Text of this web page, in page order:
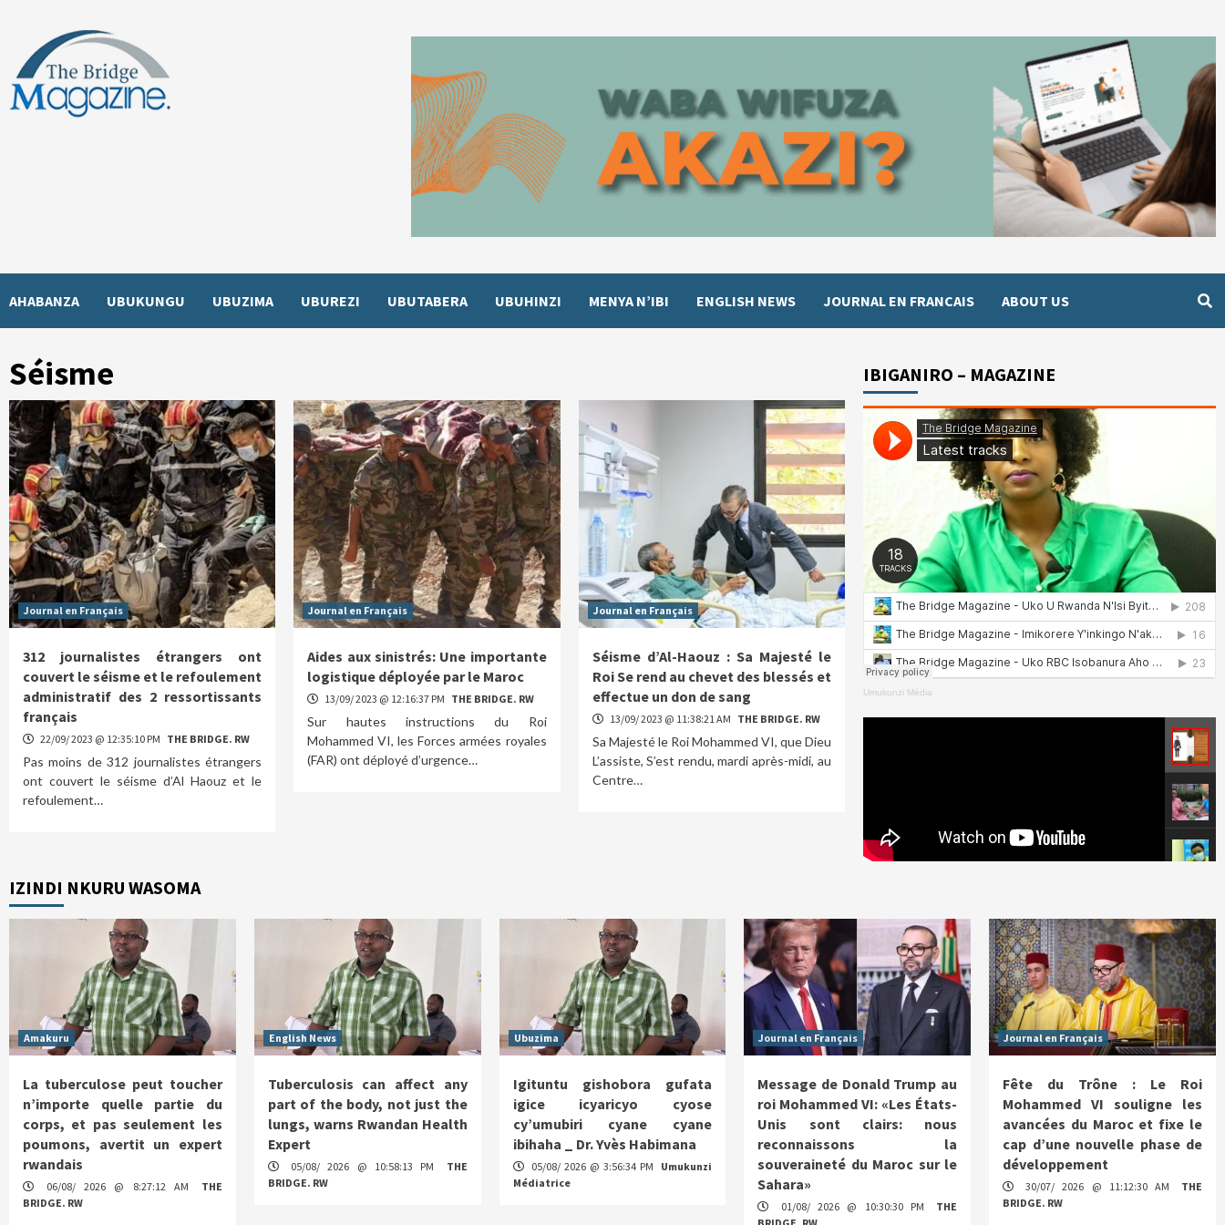
content
AHABANZA UBUKUNGU UBUZIMA UBUREZI UBUTABERA UBUHINZI MENYA N’IBI ENGLISH NEWS JOURNAL EN FRANCAIS ABOUT US
Séisme
Journal en Français
312 journalistes étrangers ont
couvert le séisme et le refoulement
administratif des 2 ressortissants
français
22/09/ 2023 @ 12:35:10 PM THE BRIDGE. RW
Pas moins de 312 journalistes étrangers
ont couvert le séisme d’Al Haouz et le
refoulement…
Journal en Français
Aides aux sinistrés: Une importante
logistique déployée par le Maroc
13/09/ 2023 @ 12:16:37 PM THE BRIDGE. RW
Sur hautes instructions du Roi
Mohammed VI, les Forces armées royales
(FAR) ont déployé d’urgence…
Journal en Français
Séisme d’Al-Haouz : Sa Majesté le
Roi Se rend au chevet des blessés et
effectue un don de sang
13/09/ 2023 @ 11:38:21 AM THE BRIDGE. RW
Sa Majesté le Roi Mohammed VI, que Dieu
L’assiste, S’est rendu, mardi après-midi, au
Centre…
IBIGANIRO – MAGAZINE
Umukunzi Média
IZINDI NKURU WASOMA
Amakuru
La tuberculose peut toucher
n’importe quelle partie du
corps, et pas seulement les
poumons, avertit un expert
rwandais
06/08/ 2026 @ 8:27:12 AM
THE
BRIDGE. RW
English News
Tuberculosis can affect any
part of the body, not just the
lungs, warns Rwandan Health
Expert
05/08/ 2026 @ 10:58:13 PM
THE
BRIDGE. RW
Ubuzima
Igituntu gishobora gufata
igice icyaricyo cyose
cy’umubiri cyane cyane
ibihaha _ Dr. Yvès Habimana
05/08/ 2026 @ 3:56:34 PM
Umukunzi
Médiatrice
Journal en Français
Message de Donald Trump au
roi Mohammed VI: «Les États-
Unis sont clairs: nous
reconnaissons la
souveraineté du Maroc sur le
Sahara»
01/08/ 2026 @ 10:30:30 PM
THE
Journal en Français
Fête du Trône : Le Roi
Mohammed VI souligne les
avancées du Maroc et fixe le
cap d’une nouvelle phase de
développement
30/07/ 2026 @ 11:12:30 AM
THE
BRIDGE. RW